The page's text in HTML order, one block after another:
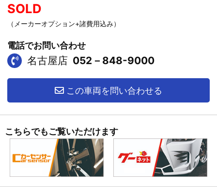
SOLD
（メーカーオプション+諸費用込み）
電話でお問い合わせ
名古屋店 052－848-9000
この車両を問い合わせる
こちらでもご覧いただけます